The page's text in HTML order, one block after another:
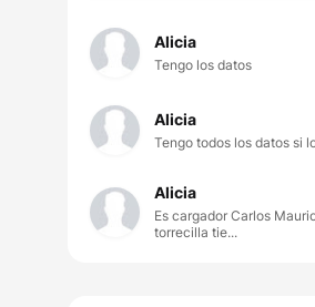
Alicia
Tengo los datos
Alicia
Tengo todos los datos si
Alicia
Es cargador Carlos
torrecilla tie...